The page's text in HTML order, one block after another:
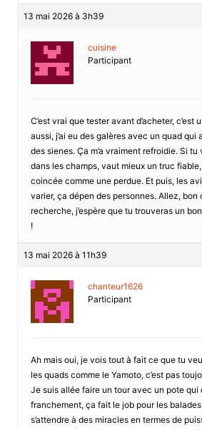
13 mai 2026 à 3h39
cuisine
Participant
C’est vrai que tester avant d’acheter, c’est
aussi, j’ai eu des galères avec un quad
des sienes. Ça m’a vraiment refroidie. Si
dans les champs, vaut mieux un truc
coincée comme une perdue. Et puis, les
varier, ça dépen des personnes. Allez, bon
recherche, j’espère que tu trouveras un
!
13 mai 2026 à 11h39
chanteur1626
Participant
Ah mais oui, je vois tout à fait ce que tu
les quads comme le Yamoto, c’est pas
Je suis allée faire un tour avec un pote qui
franchement, ça fait le job pour les
s’attendre à des miracles en termes de